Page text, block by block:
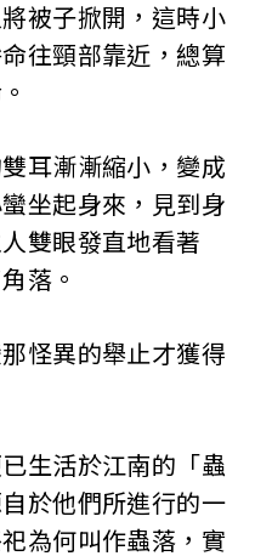
被子掀開，這時小
往頸部靠近，總算
耳漸漸縮小，變成
坐起身來，見到身
雙眼發直地看著
落。
怪異的舉止才獲得
生活於江南的「蟲
於他們所進行的一
為何叫作蟲落，實